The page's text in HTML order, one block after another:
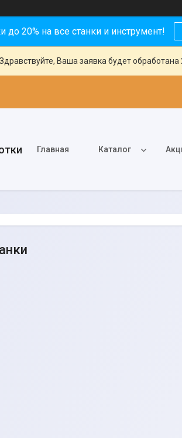
до 20% на все станки и инструмент!
Здравствуйте, Ваша заявка будет обработана
Главная Каталог